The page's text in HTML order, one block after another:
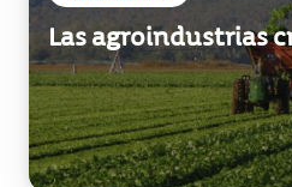
Las agroindustrias